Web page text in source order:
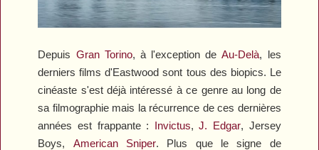
Depuis Gran Torino, à l'exception deAu-Delà, les
derniers films d'Eastwood sont tous des biopics. Le
cinéaste s'est déjà intéressé à ce genre au long de
sa filmographie mais la récurrence de ces dernières
années est frappante : Invictus,J. Edgar, Jersey
Boys, American Sniper. Plus que le signe de